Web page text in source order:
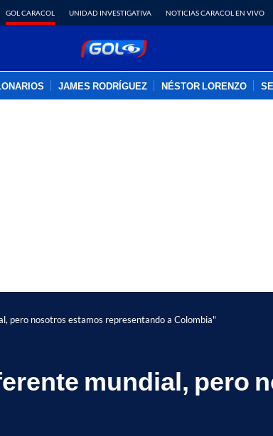
GOL CARACOL UNIDAD INVESTIGATIVA NOTICIAS CARACOL EN VIVO
JAMES RODRÍGUEZ NÉSTOR LORENZO
pero nosotros estamos representando a Colombia"
mundial, pero